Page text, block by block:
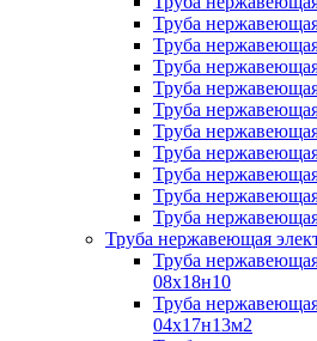
Труба
Труба
Труба
Труба
Труба
Труба
Труба
Труба
Труба
Труба
Труба нержавеющая
Труба
08х18н10
Труба
04х17н13м2